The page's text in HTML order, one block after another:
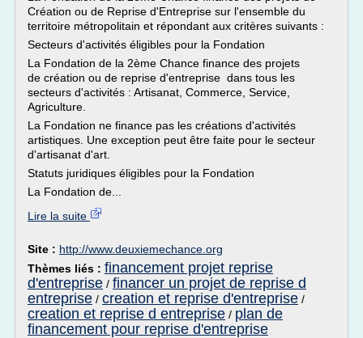
Création ou de Reprise d'Entreprise sur l'ensemble du
territoire métropolitain et répondant aux critères suivants :
Secteurs d'activités éligibles pour la Fondation
La Fondation de la 2ème Chance finance des projets
de création ou de reprise d'entreprise dans tous les
secteurs d'activités : Artisanat, Commerce, Service,
Agriculture.
La Fondation ne finance pas les créations d'activités
artistiques. Une exception peut être faite pour le secteur
d'artisanat d'art.
Statuts juridiques éligibles pour la Fondation
La Fondation de...
Lire la suite
Site : http://www.deuxiemechance.org
Thèmes liés : financement projet reprise
d'entreprise / financer un projet de reprise d
entreprise / creation et reprise d'entreprise /
creation et reprise d entreprise / plan de
financement pour reprise d'entreprise